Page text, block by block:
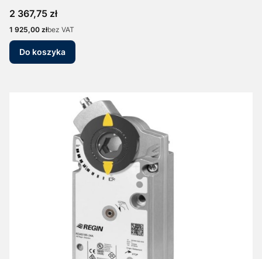
Cena
2 367,75 zł
Cena
1 925,00 złbez VAT
Do koszyka